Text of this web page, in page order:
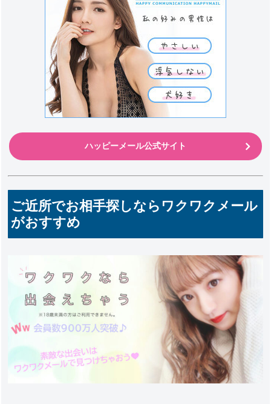
ハッピーメール公式サイト
ご近所でお相手探しならワクワクメール
がおすすめ